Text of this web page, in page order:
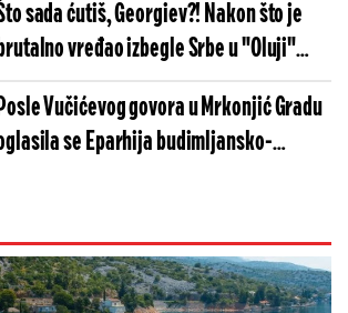
sada ćutiš, Georgiev?! Nakon što je
vređao izbegle Srbe u "Oluji"
u mišju rupu (FOTO)
Vučićevog govora u Mrkonjić Gradu
se Eparhija budimljansko-